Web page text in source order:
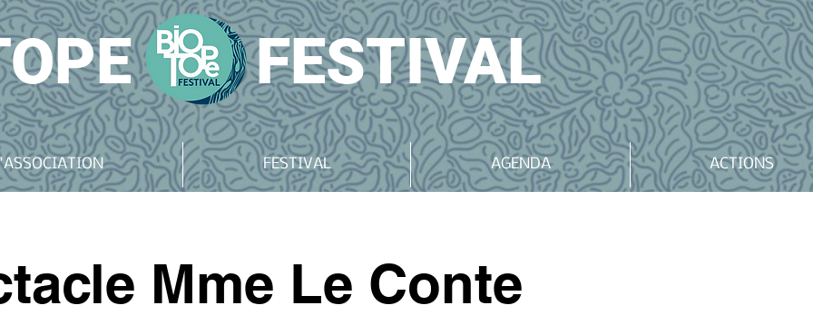
FESTIVAL
FESTIVAL AGENDA ACTIONS
Mme Le Conte